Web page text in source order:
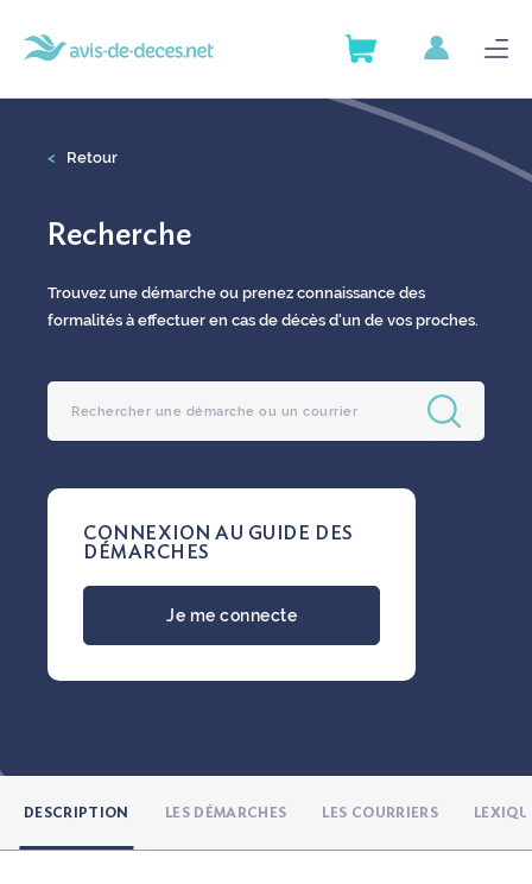
AVIS DE DÉCÈS
ANNUAIRE DES POMPES
ANNUAIRE DES POMPES
ARTICLES
< Retour
Recherche
Trouvez une démarche ou prenez connaissance des
formalités à effectuer en cas de décès d'un de vos proches.
CONNEXION AU GUIDE DES
DÉMARCHES
Je me connecte
DESCRIPTION LES DÉMARCHES LES COURRIERS